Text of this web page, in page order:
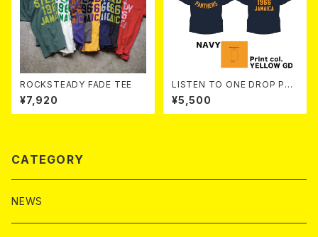
ROCKSTEADY FADE TEE
¥7,920
LISTEN TO ONE DROP PAN
THERS TEE 【 Navy 】
¥5,500
CATEGORY
NEWS